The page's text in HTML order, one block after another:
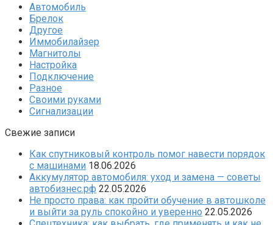
Автомобиль
Брелок
Другое
Иммобилайзер
Магнитолы
Настройка
Подключение
Разное
Своими руками
Сигнализации
Свежие записи
Как спутниковый контроль помог навести порядок
с машинами 18.06.2026
Аккумулятор автомобиля: уход и замена — советы
автобизнес.рф 22.05.2026
Не просто права: как пройти обучение в автошколе
и выйти за руль спокойно и уверенно 22.05.2026